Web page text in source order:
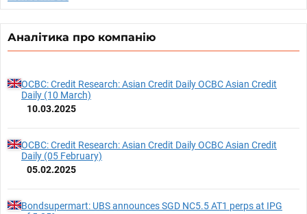
Аналітика про компанію
OCBC: Credit Research: Asian Credit Daily OCBC Asian Credit
Daily (10 March)
10.03.2025
OCBC: Credit Research: Asian Credit Daily OCBC Asian Credit
Daily (05 February)
05.02.2025
Bondsupermart: UBS announces SGD NC5.5 AT1 perps at IPG